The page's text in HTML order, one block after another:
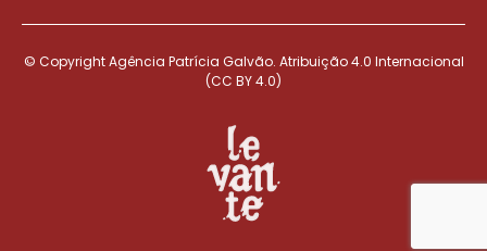
© Copyright Agência Patrícia Galvão. Atribuição 4.0 Internacional
(CC BY 4.0)